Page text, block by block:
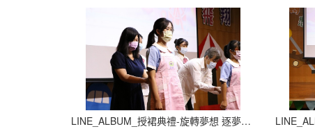
LINE_ALBUM_授裙典禮-旋轉夢想 逐夢飛翔_210927_12